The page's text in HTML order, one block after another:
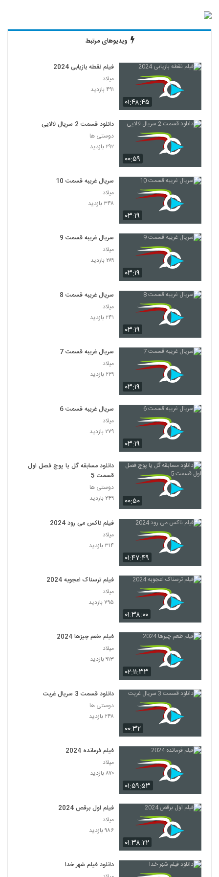
ویدیوهای مرتبط
۰۱:۴۸:۴۵
فیلم نقطه بازیابی 2024
میلاد
۴۹۱ بازدید
۰۰:۵۹
دانلود قسمت 2 سریال لالایی
دوستی ها
۲۹۲ بازدید
۰۳:۱۹
سریال غریبه قسمت 10
میلاد
۳۴۸ بازدید
۰۳:۱۹
سریال غریبه قسمت 9
میلاد
۲۸۹ بازدید
۰۳:۱۹
سریال غریبه قسمت 8
میلاد
۲۴۱ بازدید
۰۳:۱۹
سریال غریبه قسمت 7
میلاد
۲۲۹ بازدید
۰۳:۱۹
سریال غریبه قسمت 6
میلاد
۲۷۹ بازدید
۰۰:۵۰
دانلود مسابقه گل یا پوچ فصل اول
قسمت 5
دوستی ها
۲۴۹ بازدید
۰۱:۴۷:۴۹
فیلم ناکس می رود 2024
میلاد
۳۱۴ بازدید
۰۱:۳۸:۰۰
فیلم ترسناک اعجوبه 2024
میلاد
۷۹۵ بازدید
۰۲:۱۱:۳۳
فیلم طعم چیزها 2024
میلاد
۹۱۳ بازدید
۰۰:۳۲
دانلود قسمت 3 سریال غربت
دوستی ها
۲۴۸ بازدید
۰۱:۵۹:۵۳
فیلم فرمانده 2024
میلاد
۸۷۰ بازدید
۰۱:۳۸:۲۲
فیلم اول برقص 2024
میلاد
۹۸۶ بازدید
دانلود فیلم شهر خدا